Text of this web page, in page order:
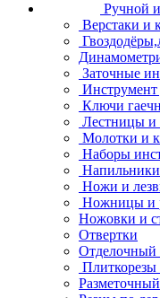
Ручной
Верстаки и
Заточные
Инструмент
Ключи
Лестницы и
Молотки и
Наборы
Ножи и
Ножницы и
Ножовки и
Отвертки
Отделочный